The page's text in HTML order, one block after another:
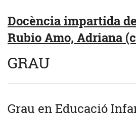
Docència impartida
Rubio Amo, Adriana
GRAU
Grau en Educació